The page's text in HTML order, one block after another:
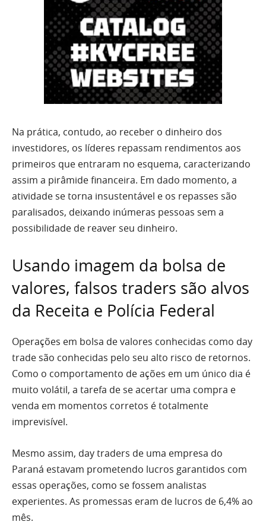
Na prática, contudo, ao receber o dinheiro dos
investidores, os líderes repassam rendimentos aos
primeiros que entraram no esquema, caracterizando
assim a pirâmide financeira. Em dado momento, a
atividade se torna insustentável e os repasses são
paralisados, deixando inúmeras pessoas sem a
possibilidade de reaver seu dinheiro.
Usando imagem da bolsa de
valores, falsos traders são alvos
da Receita e Polícia Federal
Operações em bolsa de valores conhecidas como day
trade são conhecidas pelo seu alto risco de retornos.
Como o comportamento de ações em um único dia é
muito volátil, a tarefa de se acertar uma compra e
venda em momentos corretos é totalmente
imprevisível.
Mesmo assim, day traders de uma empresa do
Paraná estavam prometendo lucros garantidos com
essas operações, como se fossem analistas
experientes. As promessas eram de lucros de 6,4% ao
mês.